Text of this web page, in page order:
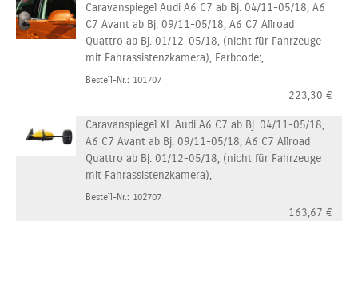
Caravanspiegel Audi A6 C7 ab Bj. 04/11-05/18, A6
C7 Avant ab Bj. 09/11-05/18, A6 C7 Allroad
Quattro ab Bj. 01/12-05/18, (nicht für Fahrzeuge
mit Fahrassistenzkamera), Farbcode:,
Bestell-Nr.: 101707
223,30 €
Caravanspiegel XL Audi A6 C7 ab Bj. 04/11-05/18,
A6 C7 Avant ab Bj. 09/11-05/18, A6 C7 Allroad
Quattro ab Bj. 01/12-05/18, (nicht für Fahrzeuge
mit Fahrassistenzkamera),
Bestell-Nr.: 102707
163,67 €